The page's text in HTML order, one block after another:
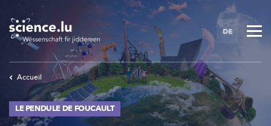
to
main
content
DE
Accueil
LE PENDULE DE FOUCAULT